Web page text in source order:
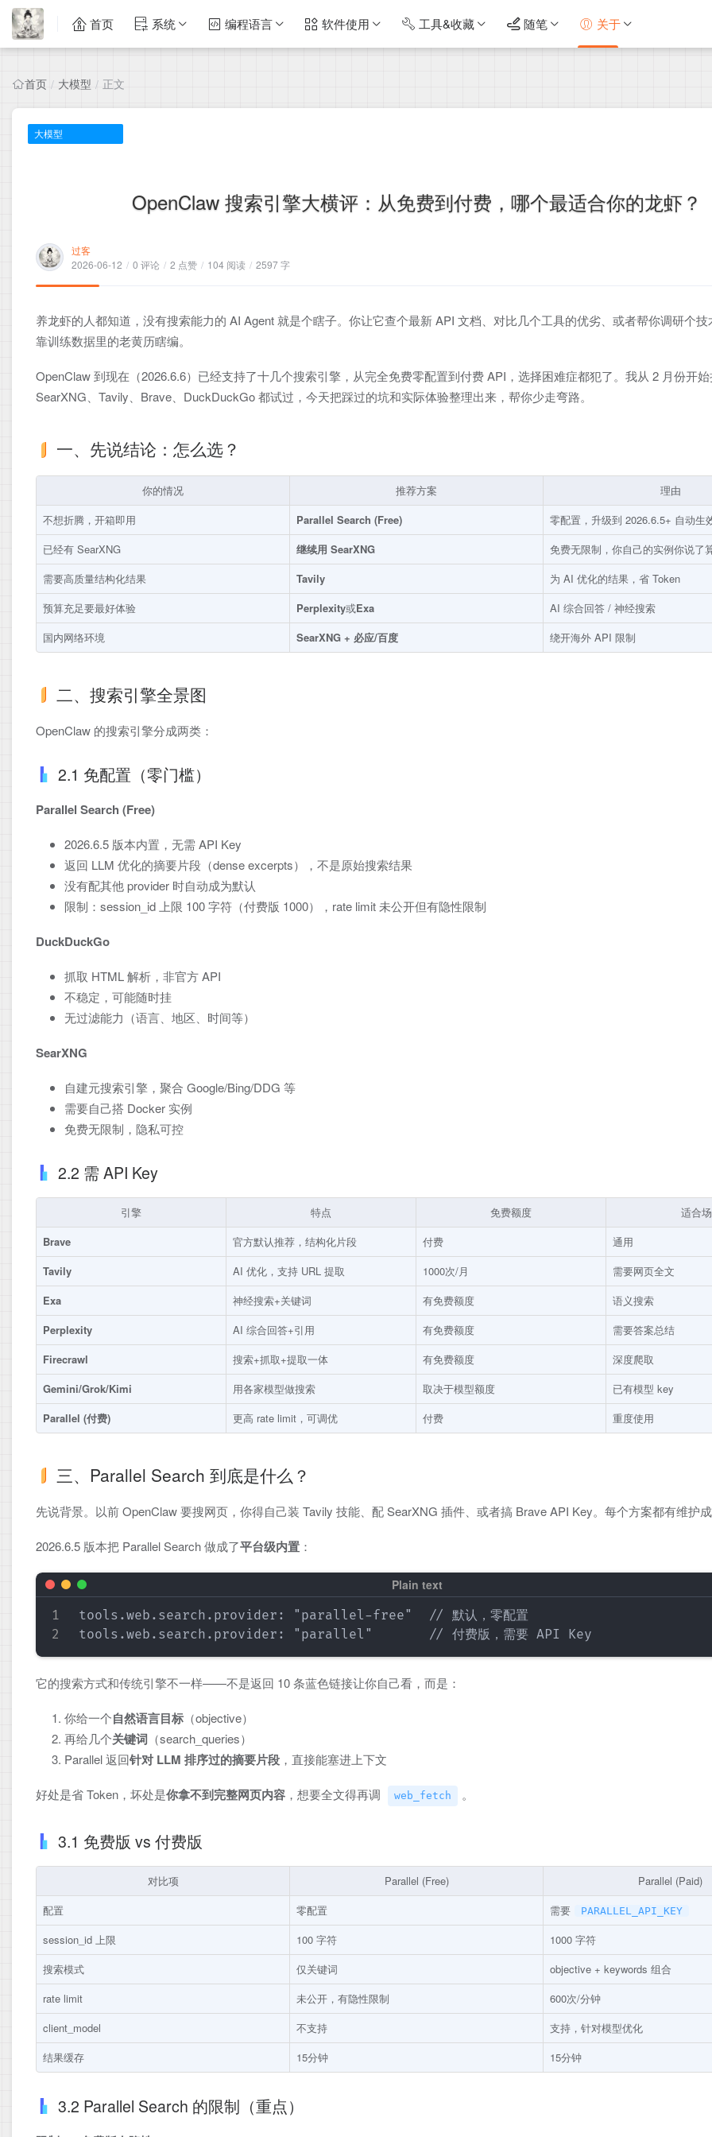
首页 系统 编程语言 软件使用 工具&收藏 随笔 关于
首页 / 大模型 / 正文
大模型
OpenClaw 搜索引擎大横评：从免费到付费，哪个最适合你的龙虾？
过客
2026-06-12 / 0 评论 / 2 点赞 / 104 阅读 / 2597 字
养龙虾的人都知道，没有搜索能力的 AI Agent 就是个瞎子。你让它查个最新 API 文档、对比几个工具的优劣、或者帮你调研个
靠训练数据里的老黄历瞎编。
OpenClaw 到现在（2026.6.6）已经支持了十几个搜索引擎，从完全免费零配置到付费 API，选择困难症都犯了。我从 2 月份开
SearXNG、Tavily、Brave、DuckDuckGo 都试过，今天把踩过的坑和实际体验整理出来，帮你少走弯路。
一、先说结论：怎么选？
你的情况 推荐方案
理由
不想折腾，开箱即用
Parallel Search (Free)
零配置，升级到 2026.6.5+ 自动生
已经有 SearXNG
继续用 SearXNG
免费无限制，你自己的实例你说了
需要高质量结构化结果
Tavily
为 AI 优化的结果，省 Token
预算充足要最好体验
Perplexity或Exa
AI 综合回答 / 神经搜索
国内网络环境
SearXNG + 必应/百度 绕开海外 API 限制
二、搜索引擎全景图
OpenClaw 的搜索引擎分成两类：
2.1 免配置（零门槛）
Parallel Search (Free)
2026.6.5 版本内置，无需 API Key
返回 LLM 优化的摘要片段（dense excerpts），不是原始搜索结果
没有配其他 provider 时自动成为默认
限制：session_id 上限 100 字符（付费版 1000），rate limit 未公开但有隐性限制
DuckDuckGo
抓取 HTML 解析，非官方 API
不稳定，可能随时挂
无过滤能力（语言、地区、时间等）
SearXNG
自建元搜索引擎，聚合 Google/Bing/DDG 等
需要自己搭 Docker 实例
免费无限制，隐私可控
2.2 需 API Key
引擎 特点 免费额度
适合
Brave
官方默认推荐，结构化片段 付费
通用
Tavily
AI 优化，支持 URL 提取 1000次/月
需要网页全文
Exa
神经搜索+关键词 有免费额度
语义搜索
Perplexity
AI 综合回答+引用 有免费额度
需要答案总结
Firecrawl
搜索+抓取+提取一体 有免费额度
深度爬取
Gemini/Grok/Kimi
用各家模型做搜索 取决于模型额度
已有模型 key
Parallel (付费)
更高 rate limit，可调优 付费 重度使用
三、Parallel Search 到底是什么？
先说背景。以前 OpenClaw 要搜网页，你得自己装 Tavily 技能、配 SearXNG 插件、或者搞 Brave API Key。每个方案都有维护
2026.6.5 版本把 Parallel Search 做成了​平台级内置 ​：
tools.web.search.provider: "parallel-free"  // 默认，零配置
它的搜索方式和传统引擎不一样——不是返回 10 条蓝色链接让你自己看，而是：
你给一个​自然语言目标 ​（objective）
再给几个​关键词 ​（search_queries）
Parallel 返回​针对 LLM 排序过的摘要片段 ​，直接能塞进上下文
好处是省 Token，坏处是​你拿不到完整网页内容 ​，想要全文得再调 web_fetch 。
3.1 免费版 vs 付费版
对比项 Parallel (Free)
Parallel (Paid)
配置
零配置 需要 PARALLEL_API_KEY
session_id 上限 100 字符
1000 字符
搜索模式
仅关键词
objective + keywords 组合
rate limit
未公开，有隐性限制
600次/分钟
client_model
不支持
支持，针对模型优化
结果缓存
15分钟 15分钟
3.2 Parallel Search 的限制（重点）